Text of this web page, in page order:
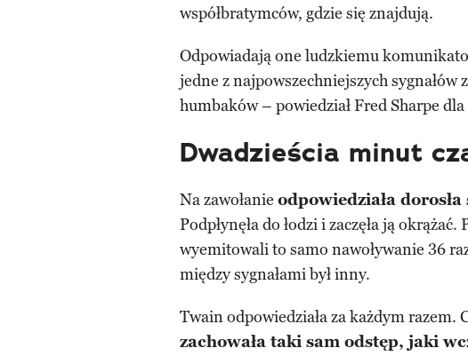
współbratymców, gdzie się znajdują.
Odpowiadają one ludzkiemu
jedne z najpowszechniejszych sygnałów
humbaków – powiedział Fred Sharpe
Dwadzieścia minut
Na zawołanie odpowiedziała
Podpłynęła do łodzi i zaczęła ją
wyemitowali to samo nawoływanie 36
między sygnałami był inny.
Twain odpowiedziała za każdym razem.
zachowała taki sam odstęp, jaki